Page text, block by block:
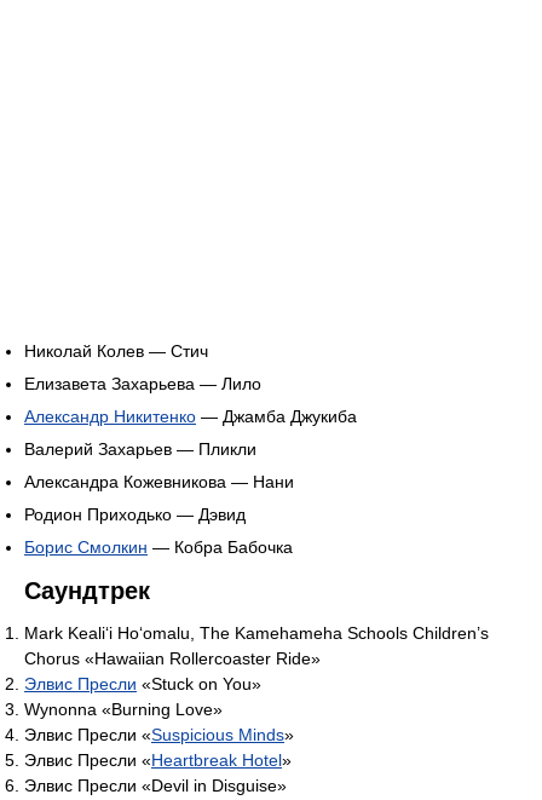
Николай Колев — Стич
Елизавета Захарьева — Лило
Александр Никитенко — Джамба Джукиба
Валерий Захарьев — Пликли
Александра Кожевникова — Нани
Родион Приходько — Дэвид
Борис Смолкин — Кобра Бабочка
Саундтрек
Mark Kealiʻi Hoʻomalu, The Kamehameha Schools Children’s
Chorus «Hawaiian Rollercoaster Ride»
Элвис Пресли «Stuck on You»
Wynonna «Burning Love»
Элвис Пресли «Suspicious Minds»
Элвис Пресли «Heartbreak Hotel»
Элвис Пресли «Devil in Disguise»